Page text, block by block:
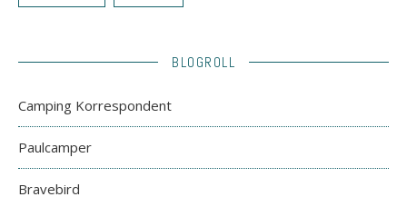
BLOGROLL
Camping Korrespondent
Paulcamper
Bravebird